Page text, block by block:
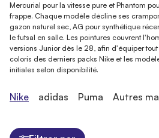
Mercurial pour la vitesse pure et Phantom
frappe. Chaque modèle décline ses
gazon naturel sec, AG pour synthétique
le futsal en salle. Les pointures couvrent
versions Junior dès le 28, afin d'équiper tout
coloris des derniers packs Nike et les
initiales selon disponibilité.
Nike adidas Puma Autres